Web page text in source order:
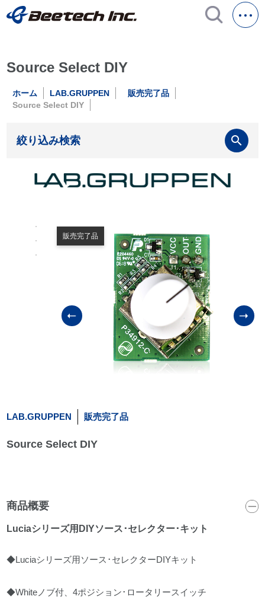
Source Select DIY
ホーム LAB.GRUPPEN
販売完了品
Source Select DIY
絞り込み検索 search
販売完了品
LAB.GRUPPEN 販売完了品
Source Select DIY
商品概要
Luciaシリーズ用DIYソース･セレクター･キット
◆Luciaシリーズ用ソース･セレクターDIYキット
◆Whiteノブ付、4ポジション･ロータリースイッチ